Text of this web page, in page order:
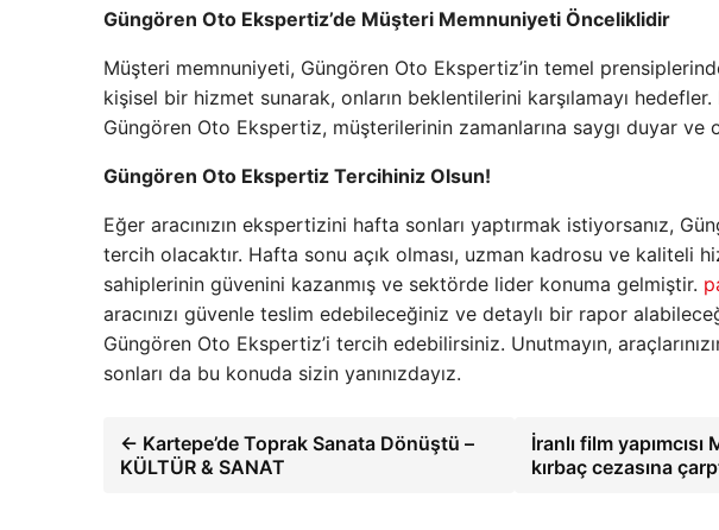
Güngören Oto Ekspertiz’de Müşteri Memnuniyeti Önceliklidir
Müşteri memnuniyeti, Güngören Oto Ekspertiz’in temel
kişisel bir hizmet sunarak, onların beklentilerini karşılamayı
Güngören Oto Ekspertiz, müşterilerinin zamanlarına saygı duyar ve
Güngören Oto Ekspertiz Tercihiniz Olsun!
Eğer aracınızın ekspertizini hafta sonları yaptırmak istiyorsanız,
tercih olacaktır. Hafta sonu açık olması, uzman kadrosu ve kaliteli
sahiplerinin güvenini kazanmış ve sektörde lider konuma gelmiştir.
aracınızı güvenle teslim edebileceğiniz ve detaylı bir rapor
Güngören Oto Ekspertiz’i tercih edebilirsiniz. Unutmayın,
sonları da bu konuda sizin yanınızdayız.
← Kartepe’de Toprak Sanata Dönüştü –
KÜLTÜR & SANAT
İranlı film
kırbaç cezasına